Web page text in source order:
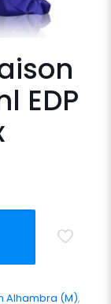
EDP
Alhambra (M),